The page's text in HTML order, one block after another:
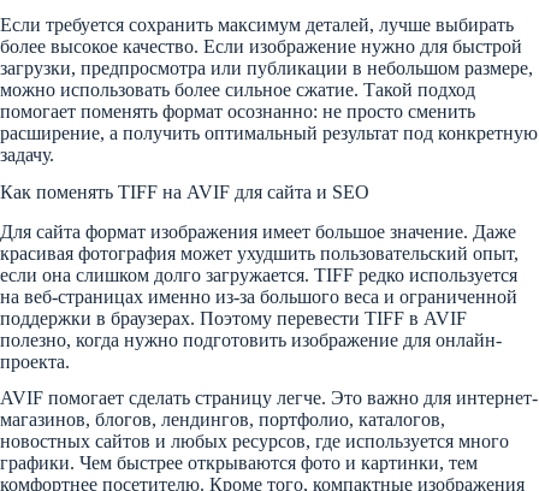
Если требуется сохранить максимум деталей, лучше выбирать
более высокое качество. Если изображение нужно для быстрой
загрузки, предпросмотра или публикации в небольшом размере,
можно использовать более сильное сжатие. Такой подход
помогает поменять формат осознанно: не просто сменить
расширение, а получить оптимальный результат под конкретную
задачу.
Как поменять TIFF на AVIF для сайта и SEO
Для сайта формат изображения имеет большое значение. Даже
красивая фотография может ухудшить пользовательский опыт,
если она слишком долго загружается. TIFF редко используется
на веб-страницах именно из-за большого веса и ограниченной
поддержки в браузерах. Поэтому перевести TIFF в AVIF
полезно, когда нужно подготовить изображение для онлайн-
проекта.
AVIF помогает сделать страницу легче. Это важно для интернет-
магазинов, блогов, лендингов, портфолио, каталогов,
новостных сайтов и любых ресурсов, где используется много
графики. Чем быстрее открываются фото и картинки, тем
комфортнее посетителю. Кроме того, компактные изображения